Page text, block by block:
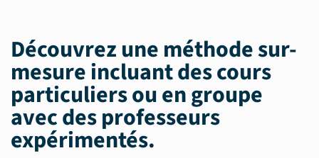
Découvrez une méthode sur-
mesure incluant descours
particuliers ou en groupe
avec desprofesseurs
expérimentés.